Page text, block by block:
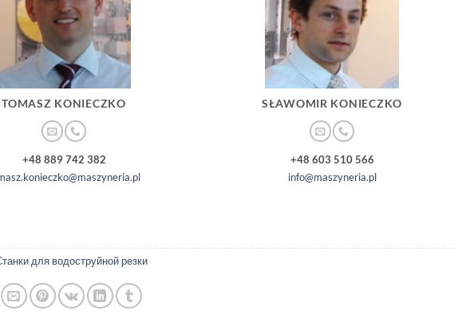
TOMASZ KONIECZKO
+48 889 742 382
SŁAWOMIR KONIECZKO
+48 603 510 566
info@maszyneria.pl
для водоструйной резки